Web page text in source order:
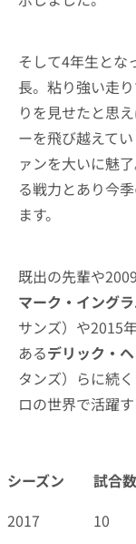
そして4年生とな
長。粘り強い走
りを見せたと思
ーを飛び越えて
ァンを大いに魅
る戦力とあり今
ます。
既出の先輩や
マーク・イング
サンズ）や2015
あるデリック・
タンズ）らに続
ロの世界で活躍
シーズン 試合数
シーズン
試合数
2017 10